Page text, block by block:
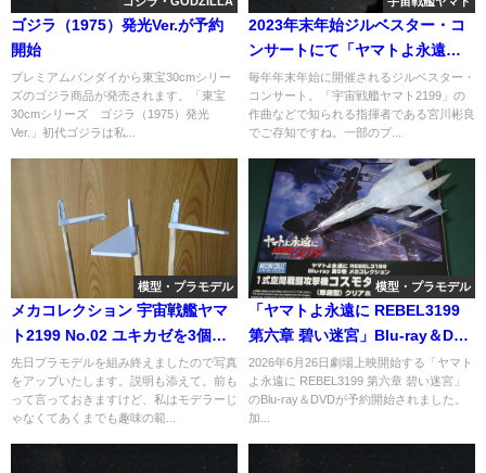
ゴジラ（1975）発光Ver.が予約
開始
プレミアムバンダイから東宝30cmシリー
ズのゴジラ商品が発売されます。「東宝
30cmシリーズ ゴジラ（1975）発光
Ver.」初代ゴジラは私...
2023年末年始ジルベスター・コ
ンサートにて「ヤマトよ永遠
に」より「新銀河誕生」を演奏
へ
毎年年末年始に開催されるジルベスター・
コンサート。「宇宙戦艦ヤマト2199」の
作曲などで知られる指揮者である宮川彬良
でご存知ですね。一部のプ...
模型・プラモデル
メカコレクション 宇宙戦艦ヤマ
ト2199 No.02 ユキカゼを3個組
む！
先日プラモデルを組み終えましたので写真
をアップいたします。説明も添えて。前も
って言っておきますけど、私はモデラーじ
ゃなくてあくまでも趣味の範...
模型・プラモデル
「ヤマトよ永遠に REBEL3199
第六章 碧い迷宮」Blu-ray＆DVD
が予約開始、第五章一般Blu-ray
特典メカコレクション「コスモ
タイガーⅡ クリアホワイト
2026年6月26日劇場上映開始する「ヤマト
よ永遠に REBEL3199 第六章 碧い迷宮」
のBlu-ray＆DVDが予約開始されました。
加...